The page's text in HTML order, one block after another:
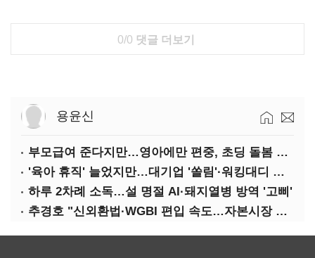
0/0 댓글 더보기
용윤신
부모급여 준다지만…영아에만 편중, 초딩 돌봄 절실
'육아 휴직' 늘었지만…대기업 '쏠림'·워킹대디 여전히 '저조'
하루 2차례 소독…설 명절 AI·돼지열병 방역 '고삐'
추경호 "신외환법·WGBI 편입 속도…자본시장 투자환경 개선"